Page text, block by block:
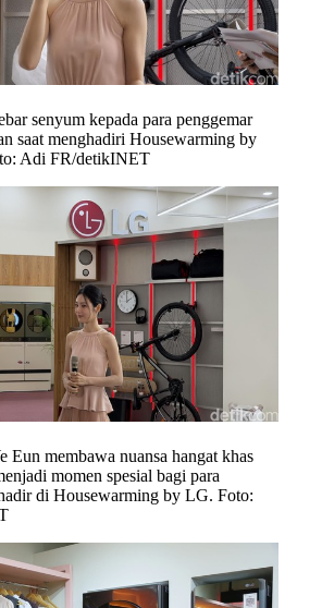
senyum kepada para penggemar
saat menghadiri Housewarming by
Adi FR/detikINET
Eun membawa nuansa hangat khas
momen spesial bagi para
di Housewarming by LG. Foto: